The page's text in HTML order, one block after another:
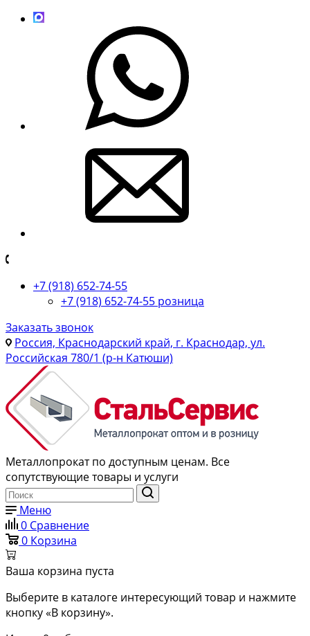
+7 (918) 652-74-55
+7 (918) 652-74-55 розница
Заказать звонок
Россия, Краснодарский край, г. Краснодар, ул.
Российская 780/1 (р-н Катюши)
Металлопрокат по доступным ценам. Все
сопутствующие товары и услуги
Меню
0 Сравнение
0 Корзина
Ваша корзина пуста
Выберите в каталоге интересующий товар и нажмите
кнопку «В корзину».